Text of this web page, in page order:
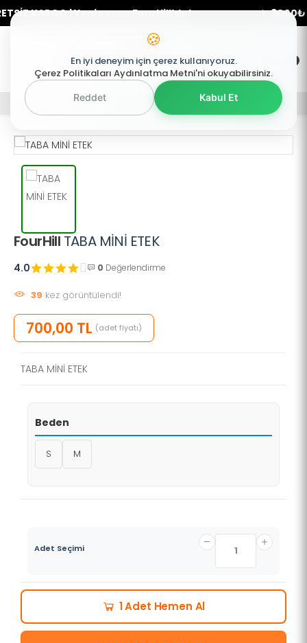
KARGO | Yeni sezon FourHill’de! ✨ 3000₺
Mobil Menü
Mobil Menü
Mobil Menü
FourHill TABA MİNİ ETEK
4.0 0 Değerlendirme
39 kez görüntülendi!
700,00 TL (adet fiyatı)
TABA MİNİ ETEK
Beden
S M
Adet Seçimi
1 Adet Hemen Al
🍪
En iyi deneyim için çerez kullanıyoruz.
Çerez Politikaları Aydınlatma Metni'ni okuyabilirsiniz.
Reddet Kabul Et